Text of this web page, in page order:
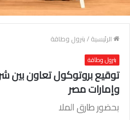
الرئيسية/بترول وطاقة
بترول وطاقة
توقيع بروتوكول تعاون بين
وإمارات مصر
بحضور طارق الملا